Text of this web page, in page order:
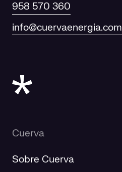
958 570 360
info@cuervaenergia.com
Cuerva
Sobre Cuerva